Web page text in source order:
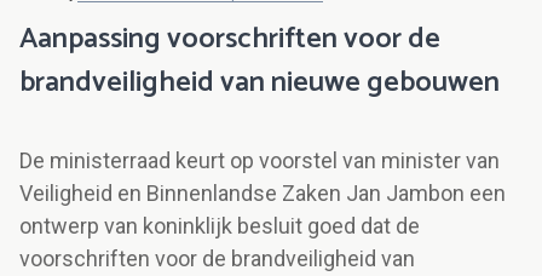
Aanpassing voorschriften voor de
brandveiligheid van nieuwe gebouwen
De ministerraad keurt op voorstel van minister van
Veiligheid en Binnenlandse Zaken Jan Jambon een
ontwerp van koninklijk besluit goed dat de
voorschriften voor de brandveiligheid van